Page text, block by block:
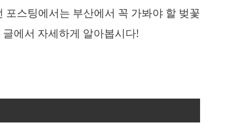
스팅에서는 부산에서 꼭 가봐야 할 벚꽃
에서 자세하게 알아봅시다!